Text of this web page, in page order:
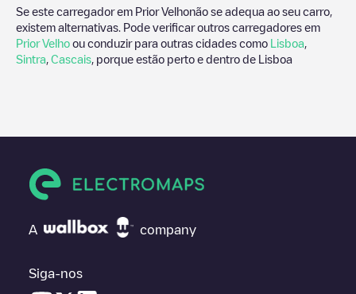
Se este carregador em Prior Velhonão se adequa ao seu carro,
existem alternativas. Pode verificar outros carregadores em
Prior Velho ou conduzir para outras cidades como Lisboa
Sintra Cascais , porque estão perto e dentro de Lisboa
A company
Siga-nos